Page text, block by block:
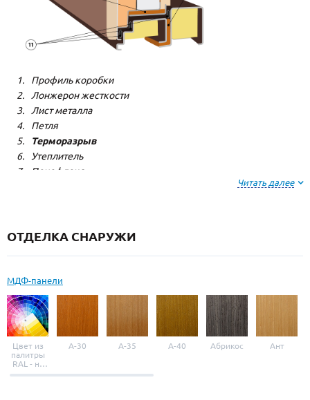
Профиль коробки
Лонжерон жесткости
Лист металла
Петля
Терморазрыв
Утеплитель
Пенофлекс
Резиновый уплотнитель
Читать далее
ОТДЕЛКА СНАРУЖИ
МДФ-панели
Цвет из
палитры
RAL - на
выбор
A-30 A-35 A-40 Абрикос Ант